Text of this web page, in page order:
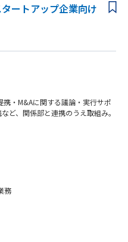
提案や、研修および支店フォロー
どを行います。推進策の立案・提
的・効果的な販売方法の企画、
ります。
＝＝＝＝＝＝＝＝
定し、5つの戦略を実行すること
ニーへの飛躍を目指します。
ジメント
するデジタルトランスフォーメ
今日子なガバナンスとERM戦略
には「人材が活躍する事」を重要
げております。
かし、最大限に力を発揮しなが
実現する」
ートアップ企業向け
・M&Aに関する議論・実行サポ
ど、関係部と連携のうえ取組み。
銀行ソリューション、IPOに向
ース・保険等の機能提供に、取組
り添い、グループの総合金融力を
けるよう、三菱ＵＦＪ信託銀行、
プのビジネスをサポートしていま
務
、等の経験
での経験（ファイナンス・IPO